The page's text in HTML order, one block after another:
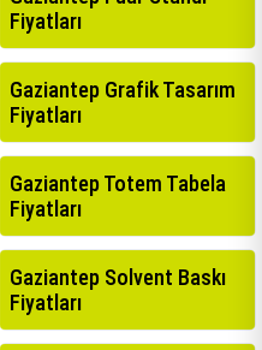
Fiyatları
Gaziantep Grafik Tasarım
Fiyatları
Gaziantep Totem Tabela
Fiyatları
Gaziantep Solvent Baskı
Fiyatları